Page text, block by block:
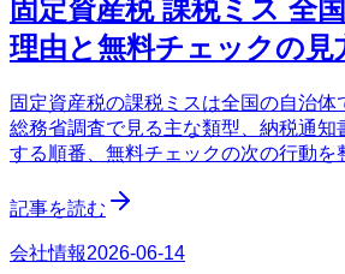
固定資産税 課税ミス 全
理由と無料チェックの見
固定資産税の課税ミスは全国の自治体
総務省調査で見る主な類型、納税通知
する順番、無料チェックの次の行動を
記事を読む
会社情報2026-06-14